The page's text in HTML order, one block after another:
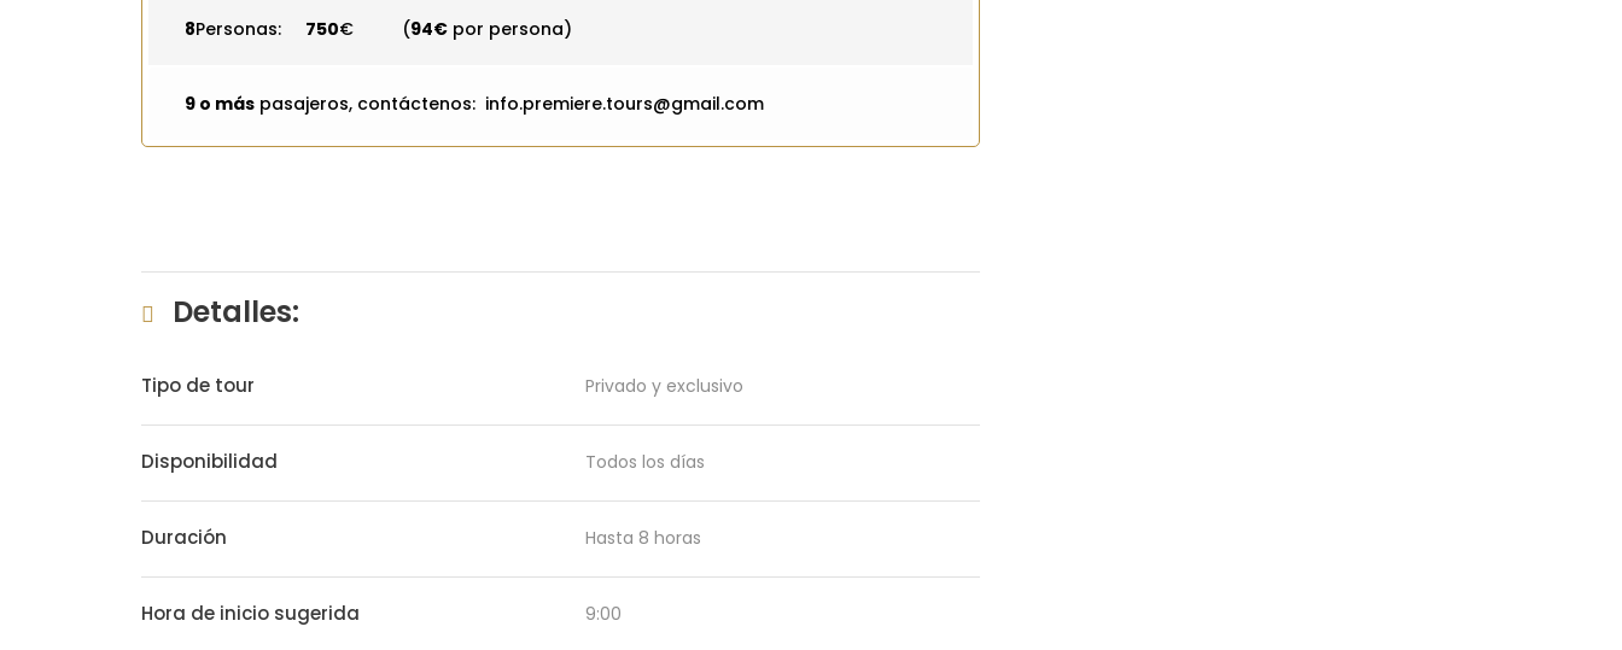
8Personas: 750€ (94€ por persona)
9 o más pasajeros, contáctenos: info.premiere.tours@gmail.com
Detalles:
Tipo de tour Privado y exclusivo
Disponibilidad Todos los días
Duración Hasta 8 horas
Hora de inicio sugerida 9:00